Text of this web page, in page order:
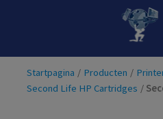
Startpagina / Producten /
Second Life HP Cartridges /